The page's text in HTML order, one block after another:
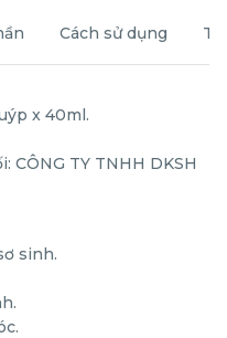
Cách sử dụng
x 40ml.
CÔNG TY TNHH DKSH
sinh.